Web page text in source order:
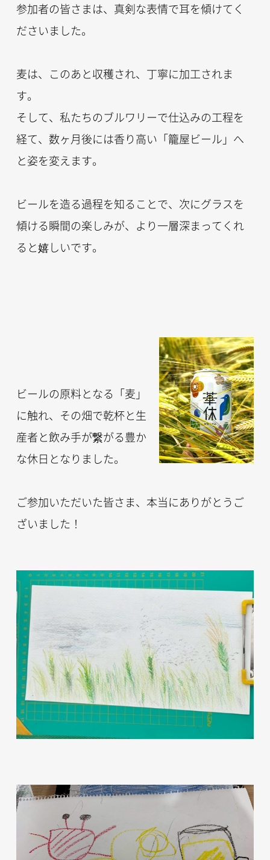
参加者の皆さまは、真剣な表情で耳を傾けてく
ださいました。
麦は、このあと収穫され、丁寧に加工されま
す。
そして、私たちのブルワリーで仕込みの工程を
経て、数ヶ月後には香り高い「籠屋ビール」へ
と姿を変えます。
ビールを造る過程を知ることで、次にグラスを
傾ける瞬間の楽しみが、より一層深まってくれ
ると嬉しいです。
ビールの原料となる「麦」
に触れ、その畑で乾杯と生
産者と飲み手が繋がる豊か
な休日となりました。
ご参加いただいた皆さま、本当にありがとうご
ざいました！